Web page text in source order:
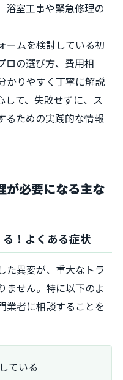
浴室工事や緊急修理の
ームを検討している初
ロの選び方、費用相
かりやすく丁寧に解説
して、失敗せずに、ス
るための実践的な情報
が必要になる主な
！よくある症状
た異変が、重大なトラ
ません。特に以下のよ
業者に相談することを
ている